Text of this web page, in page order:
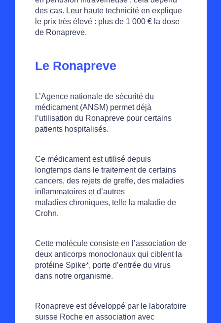
des cas. Leur haute technicité en explique
le prix très élevé : plus de 1 000 € la dose
de Ronapreve.
Le Ronapreve
L’Agence nationale de sécurité du
médicament (ANSM) permet déjà
l’utilisation du Ronapreve pour certains
patients hospitalisés.
Ce médicament est utilisé depuis
longtemps dans le traitement de certains
cancers, des rejets de greffe, des maladies
inflammatoires et d’autres
maladies chroniques, telle la maladie de
Crohn.
Cette molécule consiste en l’association de
deux anticorps monoclonaux qui ciblent la
protéine Spike*, porte d’entrée du virus
dans notre organisme.
Ronapreve est développé par le laboratoire
suisse Roche en association avec